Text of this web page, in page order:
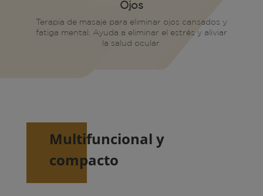
Ojos
Terapia de masaje para eliminar ojos cansados y
fatiga mental. Ayuda a eliminar el estrés y aliviar
la salud ocular.
Multifuncional y
compacto